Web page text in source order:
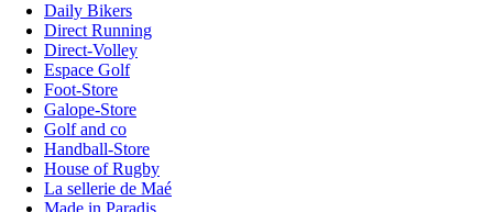
Daily Bikers
Direct Running
Direct-Volley
Espace Golf
Foot-Store
Galope-Store
Golf and co
Handball-Store
House of Rugby
La sellerie de Maé